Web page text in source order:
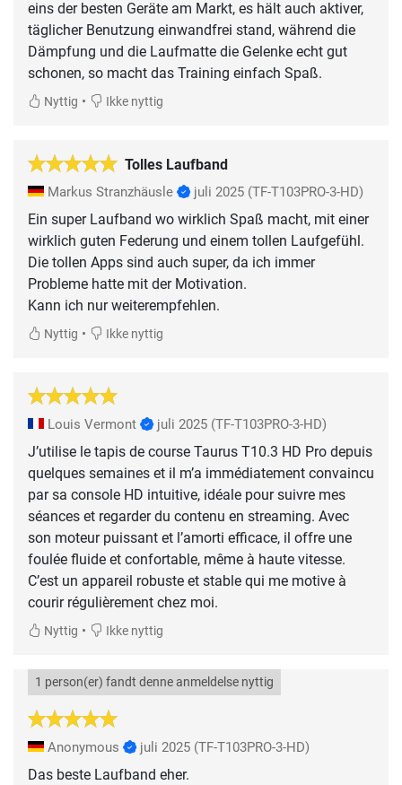
eins der besten Geräte am Markt, es hält auch aktiver,
täglicher Benutzung einwandfrei stand, während die
Dämpfung und die Laufmatte die Gelenke echt gut
schonen, so macht das Training einfach Spaß.
Nyttig • Ikke nyttig
Tolles Laufband
Markus Stranzhäusle juli 2025 (TF-T103PRO-3-HD)
Ein super Laufband wo wirklich Spaß macht, mit einer
wirklich guten Federung und einem tollen Laufgefühl.
Die tollen Apps sind auch super, da ich immer
Probleme hatte mit der Motivation.
Nyttig • Ikke nyttig
Louis Vermont juli 2025 (TF-T103PRO-3-HD)
J’utilise le tapis de course Taurus T10.3 HD Pro depuis
quelques semaines et il m’a immédiatement convaincu
par sa console HD intuitive, idéale pour suivre mes
séances et regarder du contenu en streaming. Avec
son moteur puissant et l’amorti efficace, il offre une
foulée fluide et confortable, même à haute vitesse.
C’est un appareil robuste et stable qui me motive à
courir régulièrement chez moi.
Nyttig • Ikke nyttig
1 person(er) fandt denne anmeldelse nyttig
Anonymous juli 2025 (TF-T103PRO-3-HD)
Das beste Laufband eher.